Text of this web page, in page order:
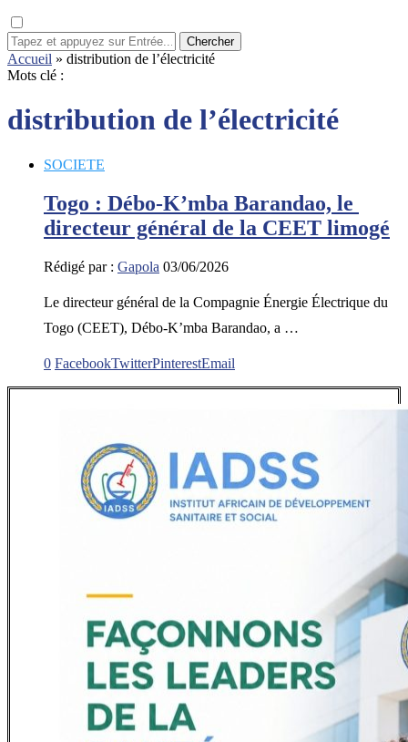
Chercher
Accueil » distribution de l’électricité
Mots clé :
distribution de l’électricité
SOCIETE
Togo : Débo-K’mba Barandao, le
directeur général de la CEET limogé
Rédigé par : Gapola 03/06/2026
Le directeur général de la Compagnie Énergie Électrique du
Togo (CEET), Débo-K’mba Barandao, a …
0 FacebookTwitterPinterestEmail